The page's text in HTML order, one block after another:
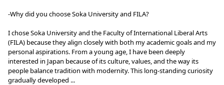
-Why did you choose Soka University and FILA?
I chose Soka University and the Faculty of International Liberal Arts
(FILA) because they align closely with both my academic goals and my
personal aspirations. From a young age, I have been deeply
interested in Japan because of its culture, values, and the way its
people balance tradition with modernity. This long-standing curiosity
gradually developed ...